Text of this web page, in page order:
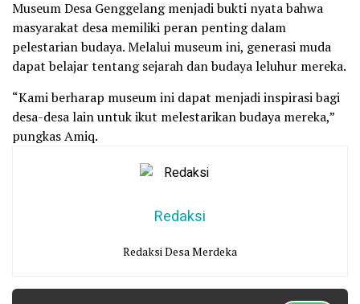
Museum Desa Genggelang menjadi bukti nyata bahwa
masyarakat desa memiliki peran penting dalam
pelestarian budaya. Melalui museum ini, generasi muda
dapat belajar tentang sejarah dan budaya leluhur mereka.
“Kami berharap museum ini dapat menjadi inspirasi bagi
desa-desa lain untuk ikut melestarikan budaya mereka,”
pungkas Amiq.
Redaksi
Redaksi Desa Merdeka